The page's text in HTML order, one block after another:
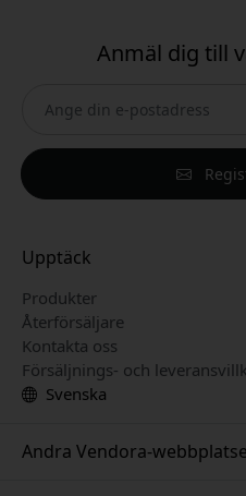
Anmäl dig till
Upptäck
Produkter
Återförsäljare
Kontakta oss
Försäljnings- och
Svenska
Andra Vendora-